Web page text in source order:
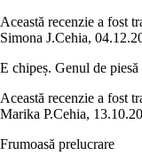
Această recenzie a fost
Simona J.Cehia,
E chipeș. Genul de
Această recenzie a fost
Marika P.Cehia,
Frumoasă prelucrare